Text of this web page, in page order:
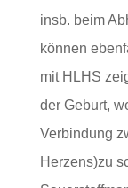
insb. beim
können
mit HLHS
der Geburt,
Verbindung
Herzens)zu